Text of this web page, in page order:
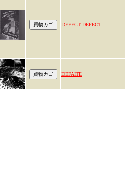
DEFECT DEFECT
DEFAITE